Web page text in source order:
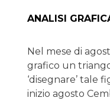
ANALISI
Nel mese di
grafico un
‘disegnare’ tale
inizio agosto